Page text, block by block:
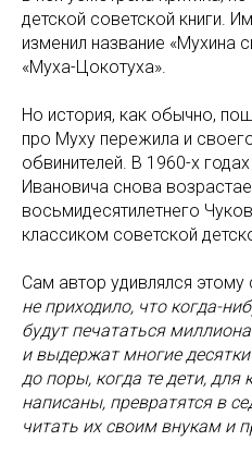
детской советской книги.
изменил название «Мухина
«Муха-Цокотуха».
Но история, как обычно,
про Муху пережила и
обвинителей. В 1960-х
Ивановича снова
восьмидесятилетнего
классиком советской
Сам автор удивлялся
не приходило, что когда-
будут печататься
и выдержат многие
до поры, когда те дети, для
написаны, превратятся в
читать их своим внукам и